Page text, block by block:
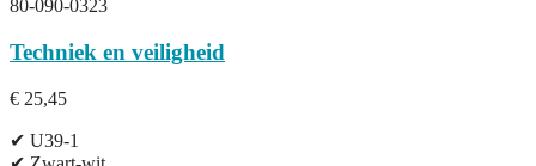
80-090-0323
Techniek en veiligheid
€ 25,45
✔ U39-1